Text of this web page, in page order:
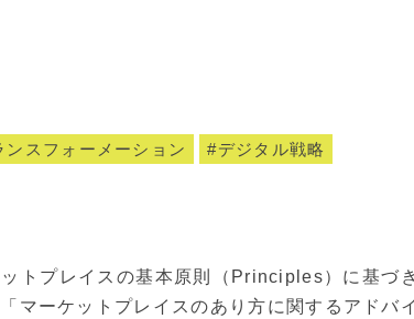
ンスフォーメーション
デジタル戦略
トプレイスの基本原則（Principles）に基づ
マーケットプレイスのあり方に関するアドバ